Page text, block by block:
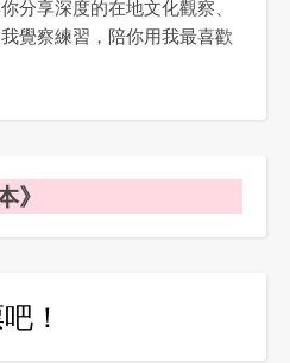
分享深度的在地文化觀察、
覺察練習，陪你用我最喜歡
》
！